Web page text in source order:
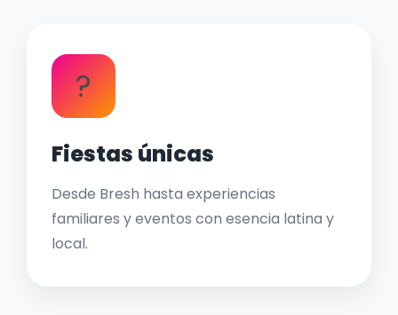
?
Fiestas únicas
Desde Bresh hasta experiencias
familiares y eventos con esencia latina y
local.